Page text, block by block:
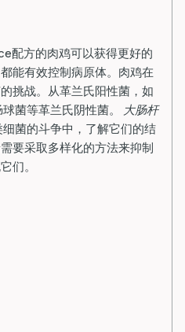
配方的肉鸡可以获得更好的
能有效控制病原体。肉鸡在
挑战。从革兰氏阳性菌，如
菌等革兰氏阴性菌。
大肠杆
菌的斗争中，了解它们的结
要采取多样化的方法来抑制
们。